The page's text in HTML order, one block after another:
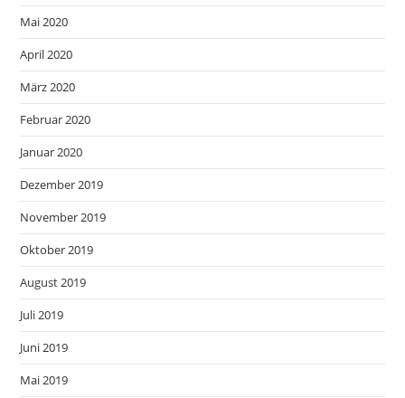
Mai 2020
April 2020
März 2020
Februar 2020
Januar 2020
Dezember 2019
November 2019
Oktober 2019
August 2019
Juli 2019
Juni 2019
Mai 2019